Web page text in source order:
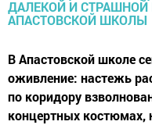
В Апастовской школе
оживление: настежь
по коридору
концертных костюмах,